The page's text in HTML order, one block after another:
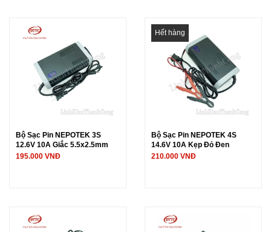
Bộ Sạc Pin NEPOTEK 3S
12.6V 10A Giắc 5.5x2.5mm
195.000 VNĐ
Hết hàng
Bộ Sạc Pin NEPOTEK 4S
14.6V 10A Kẹp Đỏ Đen
210.000 VNĐ